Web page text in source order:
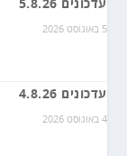
עדכונים 5.8.26
5 באוגוסט 2026
עדכונים 4.8.26
4 באוגוסט 2026